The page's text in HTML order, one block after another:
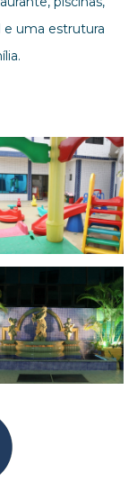
e uma estrutura